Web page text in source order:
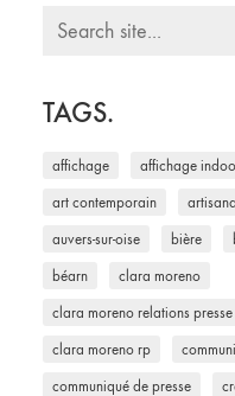
Search
TAGS.
affichage affichage
art contemporain
auvers-sur-oise bière
béarn clara moreno
clara moreno relations presse
clara moreno rp
communiqué de presse